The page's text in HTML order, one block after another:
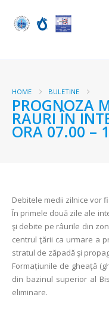
HOME BULETINE
PROGNOZA
RAURI ÎN
ORA 07.00 –
Debitele medii zilnice vor
În primele două zile ale
şi debite pe râurile din
centrul ţării ca urmare a
stratul de zăpadă şi
Formațiunile de gheață
din bazinul superior al
eliminare.